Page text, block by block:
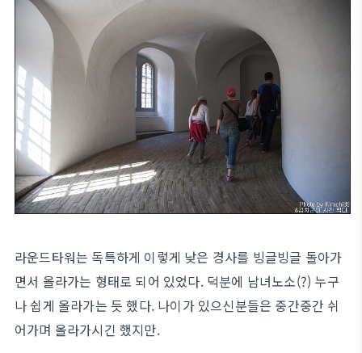
라운드타워는 독특하게 이렇게 낮은 경사를 빙글빙글 돌아가
면서 올라가는 형태로 되어 있었다. 덕분에 남녀노소(?) 누구
나 쉽게 올라가는 듯 했다. 나이가 있으신분들은 중간중간 쉬
어가며 올라가시긴 했지만.